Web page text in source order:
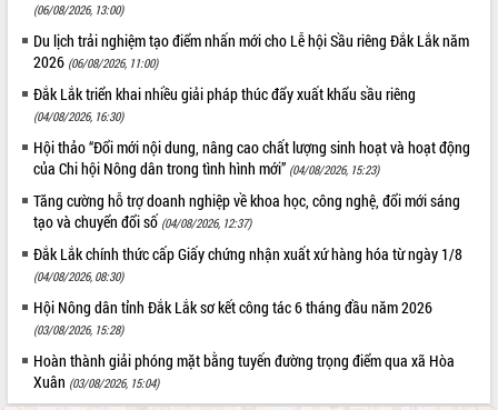
(06/08/2026, 13:00)
Du lịch trải nghiệm tạo điểm nhấn mới cho Lễ hội Sầu riêng Đắk Lắk năm
2026 (06/08/2026, 11:00)
Đắk Lắk triển khai nhiều giải pháp thúc đẩy xuất khẩu sầu riêng
(04/08/2026, 16:30)
Hội thảo “Đổi mới nội dung, nâng cao chất lượng sinh hoạt và hoạt động
của Chi hội Nông dân trong tình hình mới” (04/08/2026, 15:23)
Tăng cường hỗ trợ doanh nghiệp về khoa học, công nghệ, đổi mới sáng
tạo và chuyển đổi số (04/08/2026, 12:37)
Đắk Lắk chính thức cấp Giấy chứng nhận xuất xứ hàng hóa từ ngày 1/8
(04/08/2026, 08:30)
Hội Nông dân tỉnh Đắk Lắk sơ kết công tác 6 tháng đầu năm 2026
(03/08/2026, 15:28)
Hoàn thành giải phóng mặt bằng tuyến đường trọng điểm qua xã Hòa
Xuân (03/08/2026, 15:04)